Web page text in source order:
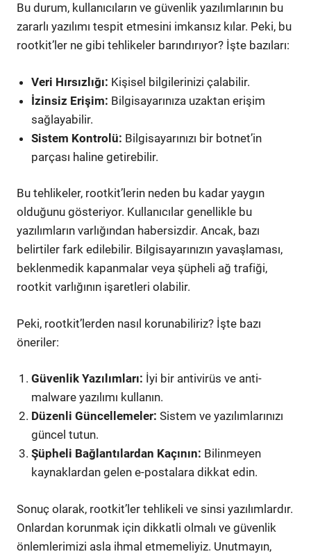
Bu durum, kullanıcıların ve güvenlik yazılımlarının bu
zararlı yazılımı tespit etmesini imkansız kılar. Peki, bu
rootkit’ler ne gibi tehlikeler barındırıyor? İşte bazıları:
Veri Hırsızlığı: Kişisel bilgilerinizi çalabilir.
İzinsiz Erişim: Bilgisayarınıza uzaktan erişim
sağlayabilir.
Sistem Kontrolü: Bilgisayarınızı bir botnet’in
parçası haline getirebilir.
Bu tehlikeler, rootkit’lerin neden bu kadar yaygın
olduğunu gösteriyor. Kullanıcılar genellikle bu
yazılımların varlığından habersizdir. Ancak, bazı
belirtiler fark edilebilir. Bilgisayarınızın yavaşlaması,
beklenmedik kapanmalar veya şüpheli ağ trafiği,
rootkit varlığının işaretleri olabilir.
Peki, rootkit’lerden nasıl korunabiliriz? İşte bazı
öneriler:
Güvenlik Yazılımları: İyi bir antivirüs ve anti-
malware yazılımı kullanın.
Düzenli Güncellemeler: Sistem ve yazılımlarınızı
güncel tutun.
Şüpheli Bağlantılardan Kaçının: Bilinmeyen
kaynaklardan gelen e-postalara dikkat edin.
Sonuç olarak, rootkit’ler tehlikeli ve sinsi yazılımlardır.
Onlardan korunmak için dikkatli olmalı ve güvenlik
önlemlerimizi asla ihmal etmemeliyiz. Unutmayın,